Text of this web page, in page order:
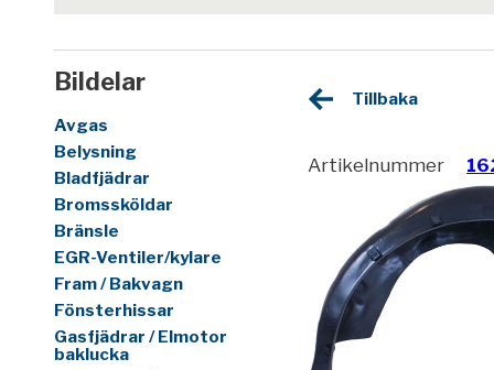
Bildelar
Avgas
Belysning
Bladfjädrar
Bromssköldar
Bränsle
EGR-Ventiler/kylare
Fram / Bakvagn
Fönsterhissar
Gasfjädrar / Elmotor
baklucka
Tillbaka
Artikelnummer